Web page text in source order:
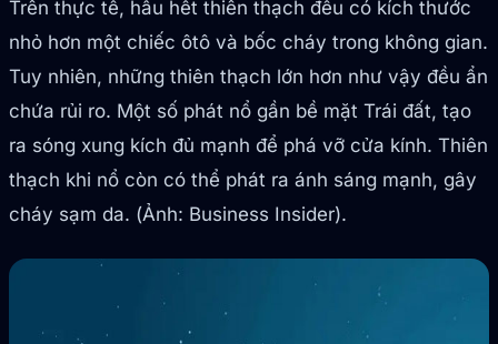
Trên thực tế, hầu hết thiên thạch đều có kích thước
nhỏ hơn một chiếc ôtô và bốc cháy trong không gian.
Tuy nhiên, những thiên thạch lớn hơn như vậy đều ẩn
chứa rủi ro. Một số phát nổ gần bề mặt Trái đất, tạo
ra sóng xung kích đủ mạnh để phá vỡ cửa kính. Thiên
thạch khi nổ còn có thể phát ra ánh sáng mạnh, gây
cháy sạm da. (Ảnh: Business Insider).